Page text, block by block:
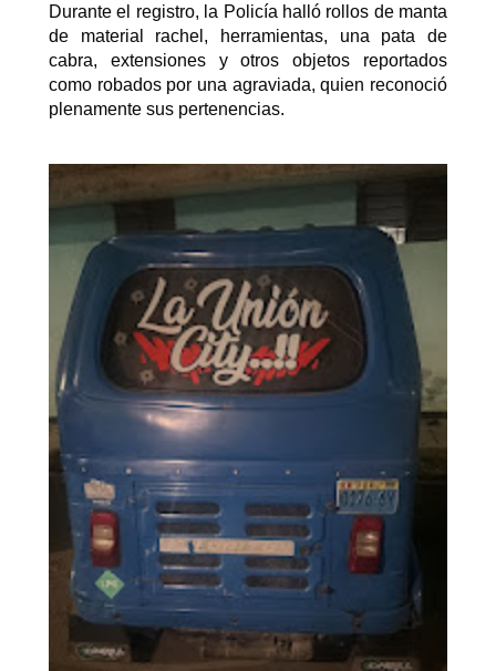
Durante el registro, la Policía halló rollos de manta
de material rachel, herramientas, una pata de
cabra, extensiones y otros objetos reportados
como robados por una agraviada, quien reconoció
plenamente sus pertenencias.